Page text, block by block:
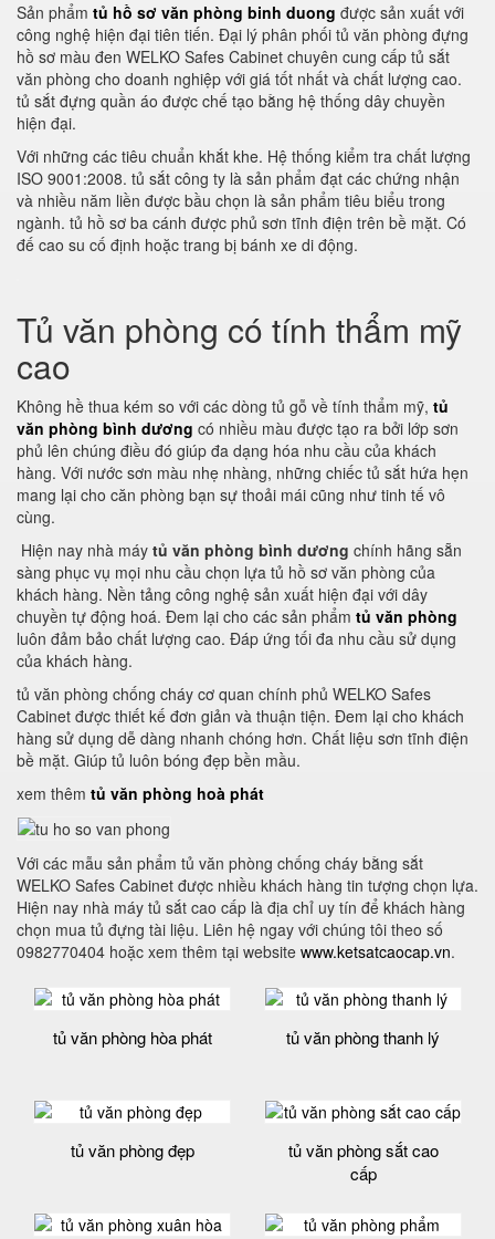
Sản phẩm tủ hồ sơ văn phòng binh duong được sản xuất với
công nghệ hiện đại tiên tiến. Đại lý phân phối tủ văn phòng đựng
hồ sơ màu đen WELKO Safes Cabinet chuyên cung cấp tủ sắt
văn phòng cho doanh nghiệp với giá tốt nhất và chất lượng cao.
tủ sắt đựng quần áo được chế tạo bằng hệ thống dây chuyền
hiện đại.
Với những các tiêu chuẩn khắt khe. Hệ thống kiểm tra chất lượng
ISO 9001:2008. tủ sắt công ty là sản phẩm đạt các chứng nhận
và nhiều năm liền được bầu chọn là sản phẩm tiêu biểu trong
ngành. tủ hồ sơ ba cánh được phủ sơn tĩnh điện trên bề mặt. Có
đế cao su cố định hoặc trang bị bánh xe di động.
Tủ văn phòng có tính thẩm mỹ
cao
Không hề thua kém so với các dòng tủ gỗ về tính thẩm mỹ, tủ
văn phòng bình dương có nhiều màu được tạo ra bởi lớp sơn
phủ lên chúng điều đó giúp đa dạng hóa nhu cầu của khách
hàng. Với nước sơn màu nhẹ nhàng, những chiếc tủ sắt hứa hẹn
mang lại cho căn phòng bạn sự thoải mái cũng như tinh tế vô
cùng.
Hiện nay nhà máy tủ văn phòng bình dương chính hãng sẵn
sàng phục vụ mọi nhu cầu chọn lựa tủ hồ sơ văn phòng của
khách hàng. Nền tảng công nghệ sản xuất hiện đại với dây
chuyền tự động hoá. Đem lại cho các sản phẩm tủ văn phòng
luôn đảm bảo chất lượng cao. Đáp ứng tối đa nhu cầu sử dụng
của khách hàng.
tủ văn phòng chống cháy cơ quan chính phủ WELKO Safes
Cabinet được thiết kế đơn giản và thuận tiện. Đem lại cho khách
hàng sử dụng dễ dàng nhanh chóng hơn. Chất liệu sơn tĩnh điện
bề mặt. Giúp tủ luôn bóng đẹp bền mầu.
xem thêm tủ văn phòng hoà phát
Với các mẫu sản phẩm tủ văn phòng chống cháy bằng sắt
WELKO Safes Cabinet được nhiều khách hàng tin tượng chọn lựa.
Hiện nay nhà máy tủ sắt cao cấp là địa chỉ uy tín để khách hàng
chọn mua tủ đựng tài liệu. Liên hệ ngay với chúng tôi theo số
0982770404 hoặc xem thêm tại website www.ketsatcaocap.vn.
tủ văn phòng hòa phát tủ văn phòng thanh lý
tủ văn phòng đẹp
tủ văn phòng sắt cao
cấp